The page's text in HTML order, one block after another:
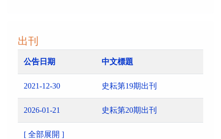
出刊
公告日期 中文標題
2021-12-30 史耘第19期出刊
2026-01-21 史耘第20期出刊
[ 全部展開 ]